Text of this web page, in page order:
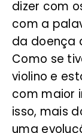
dizer com
com a
da doença
Como se
violino e
com maior
isso, mais
uma